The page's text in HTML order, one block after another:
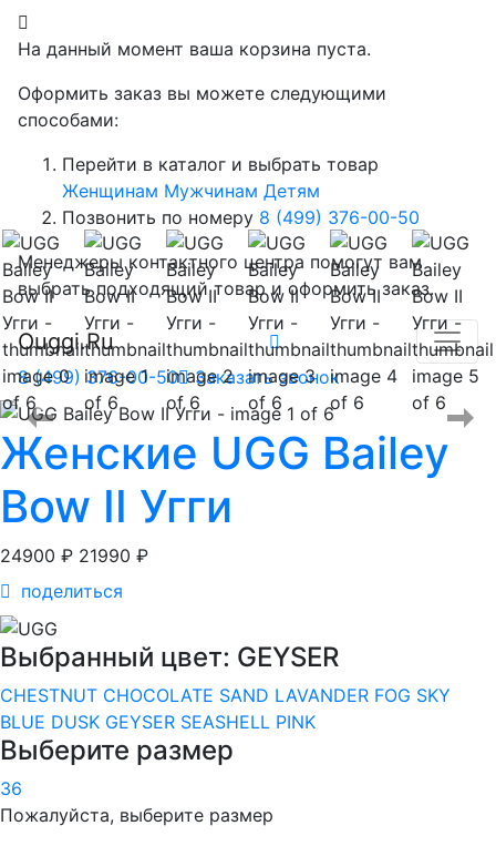
На данный момент ваша корзина пуста.
Оформить заказ вы можете следующими
способами:
Перейти в каталог и выбрать товар
Женщинам Мужчинам Детям
Позвонить по номеру 8 (499) 376-00-50
Менеджеры контактного центра помогут вам
выбрать подходящий товар и оформить заказ.
Ouggi.Ru
8 (499) 376-00-50 Заказать звонок
Женские UGG Bailey
Bow II Угги
24900 ₽ 21990 ₽
поделиться
Выбранный цвет: GEYSER
CHESTNUT CHOCOLATE SAND LAVANDER FOG SKY
BLUE DUSK GEYSER SEASHELL PINK
Выберите размер
36
Пожалуйста, выберите размер